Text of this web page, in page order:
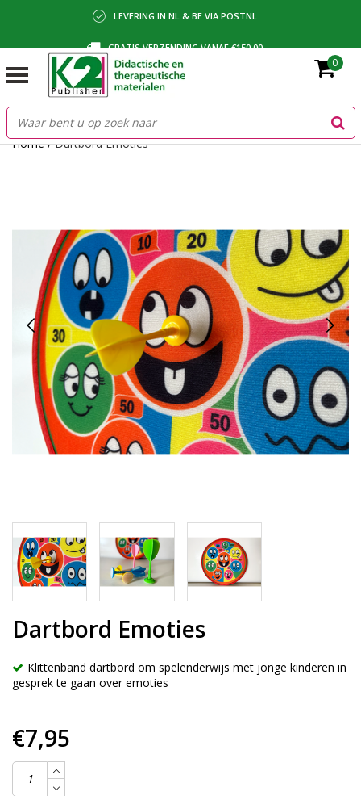
LEVERING IN NL & BE VIA POSTNL
GRATIS VERZENDING VANAF €150,00
BETALING VIA IDEAL, BANCONTACT OF FACTUUR
0
Home/Dartbord Emoties
Dartbord Emoties
Klittenband dartbord om spelenderwijs met jonge kinderen in
gesprek te gaan over emoties
€7,95